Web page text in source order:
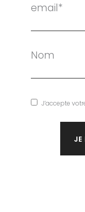
email*
Nom
J’accepte